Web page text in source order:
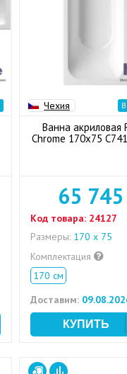
Чехия
Ванна акриловая
Chrome 170x75
65 745
Код товара: 24127
Размеры: 170 х 75
Комплектация
170 см
Доставим: